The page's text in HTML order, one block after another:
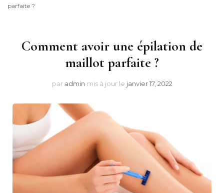
parfaite ?
Comment avoir une épilation de
maillot parfaite ?
par admin mis à jour le janvier 17, 2022